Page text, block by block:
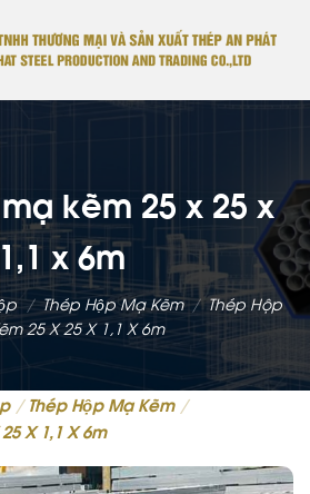
kẽm 25 x 25 x
x 6m
/ Thép Hộp Mạ Kẽm / Thép Hộp
25 X 25 X 1,1 X 6m
/ Thép Hộp Mạ Kẽm /
X 1,1 X 6m